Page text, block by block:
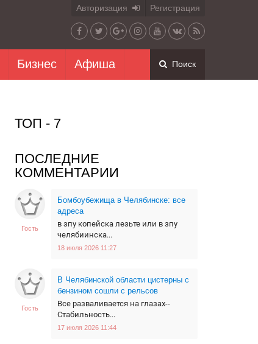
Авторизация Регистрация
Бизнес Афиша Поиск
ТОП - 7
ПОСЛЕДНИЕ
КОММЕНТАРИИ
Гость
Бомбоубежища в Челябинске: все
адреса
в зпу копейска лезьте или в зпу
челябиинска...
18 июля 2026 11:27
Гость
В Челябинской области цистерны с
бензином сошли с рельсов
Все разваливается на глазах--
Стабильность...
17 июля 2026 11:44